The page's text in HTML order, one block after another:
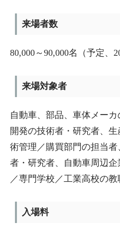
来場者数
80,000～90,000名（予定、
来場対象者
自動車、部品、車体メー
開発の技術者・研究者、
術管理／購買部門の担当
者・研究者、自動車周辺
／専門学校／工業高校の
入場料